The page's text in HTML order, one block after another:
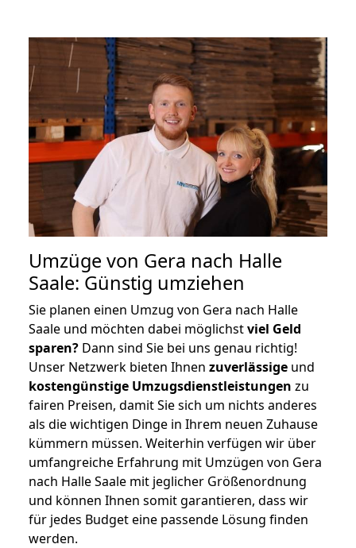
Umzüge von Gera nach Halle
Saale: Günstig umziehen
Sie planen einen Umzug von Gera nach Halle
Saale und möchten dabei möglichstviel Geld
sparen? Dann sind Sie bei uns genau richtig!
Unser Netzwerk bieten Ihnen zuverlässige und
kostengünstige Umzugsdienstleistungen zu
fairen Preisen, damit Sie sich um nichts anderes
als die wichtigen Dinge in Ihrem neuen Zuhause
kümmern müssen. Weiterhin verfügen wir über
umfangreiche Erfahrung mit Umzügen von Gera
nach Halle Saale mit jeglicher Größenordnung
und können Ihnen somit garantieren, dass wir
für jedes Budget eine passende Lösung finden
werden.